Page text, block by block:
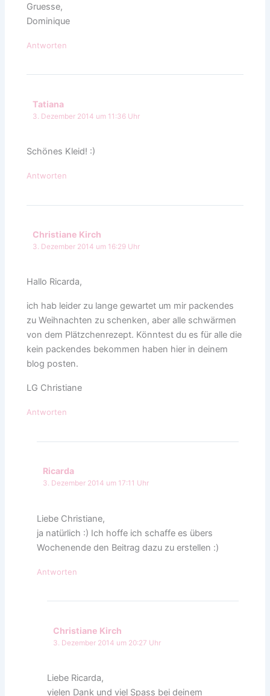
Gruesse,
Dominique
Antworten
Tatiana
3. Dezember 2014 um 11:36 Uhr
Schönes Kleid! :)
Antworten
Christiane Kirch
3. Dezember 2014 um 16:29 Uhr
Hallo Ricarda,
ich hab leider zu lange gewartet um mir packendes
zu Weihnachten zu schenken, aber alle schwärmen
von dem Plätzchenrezept. Könntest du es für alle die
kein packendes bekommen haben hier in deinem
blog posten.
LG Christiane
Antworten
Ricarda
3. Dezember 2014 um 17:11 Uhr
Liebe Christiane,
ja natürlich :) Ich hoffe ich schaffe es übers
Wochenende den Beitrag dazu zu erstellen :)
Antworten
Christiane Kirch
3. Dezember 2014 um 20:27 Uhr
Liebe Ricarda,
vielen Dank und viel Spass bei deinem